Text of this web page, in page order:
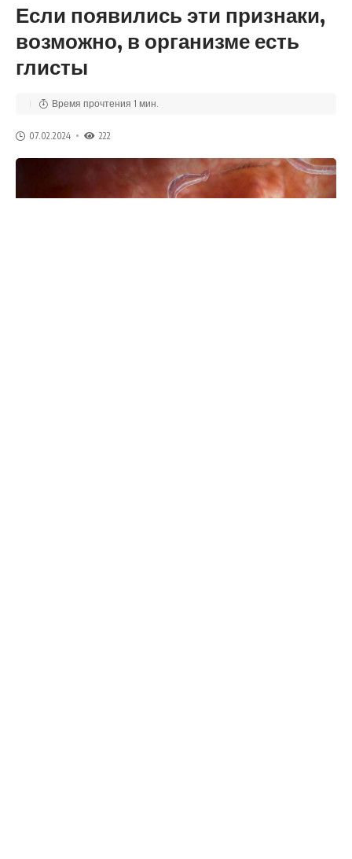
Если появились эти признаки,
возможно, в организме есть
глисты
07.02.2024 222
Время прочтения 1 мин.